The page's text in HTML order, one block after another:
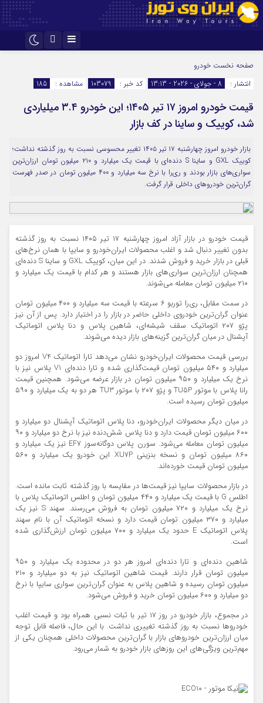
اینستاگرام
صفحه نخست خودرو
انتشار :
8 - جولای - 2026 - 13:13 کد خبر : 103079 مشاهده : 185
قیمت خودرو امروز ۱۷ تیر ۱۴۰۵؛ این خودرو ۳.۴ میلیاردی
شد، کوییک و ساینا در کف بازار
بازار خودرو امروز چهارشنبه ۱۷ تیر ۱۴۰۵ تغییر محسوسی نسبت به روز گذشته نداشت؛
کوییک GXL و ساینا S دنده‌ای با قیمت یک میلیارد و ۲۱۰ میلیون تومان ارزان‌ترین
سواری‌های بازار بودند و ری‌را با نرخ سه میلیارد و ۴۰۰ میلیون تومان در صدر فهرست
گران‌ترین خودروهای داخلی قرار گرفت.
قیمت خودرو در بازار آزاد امروز چهارشنبه ۱۷ تیر ۱۴۰۵ نسبت به روز گذشته
بدون تغییر دنبال شد و اغلب محصولات ایران‌خودرو و سایپا با همان نرخ‌های
قبلی در بازار خرید و فروش شدند. در این میان، کوییک GXL و ساینا S دنده‌ای
همچنان ارزان‌ترین سواری‌های بازار هستند و هر کدام با قیمت یک میلیارد و
۲۱۰ میلیون تومان معامله می‌شوند.
در سمت مقابل، ری‌را توربو ۶ سرعته با قیمت سه میلیارد و ۴۰۰ میلیون تومان
عنوان گران‌ترین خودروی داخلی حاضر در بازار را در اختیار دارد. پس از آن نیز
پژو ۲۰۷ اتوماتیک سقف شیشه‌ای، شاهین پلاس و دنا پلاس اتوماتیک
آپشنال در میان گران‌ترین گزینه‌های بازار دیده می‌شوند.
بررسی قیمت محصولات ایران‌خودرو نشان می‌دهد تارا اتوماتیک V4 امروز دو
میلیارد و ۵۴۰ میلیون تومان قیمت‌گذاری شده و تارا دنده‌ای V1 پلاس نیز با
نرخ یک میلیارد و ۹۵۰ میلیون تومان در بازار عرضه می‌شود. همچنین قیمت
رانا پلاس با موتور TU5P و پژو ۲۰۷ با موتور TU3 هر دو به یک میلیارد و ۵۹۰
میلیون تومان رسیده است.
در میان دیگر محصولات ایران‌خودرو، دنا پلاس اتوماتیک آپشنال دو میلیارد و
۶۰۰ میلیون تومان قیمت دارد و دنا پلاس شش‌دنده نیز با نرخ دو میلیارد و ۹۰
میلیون تومان معامله می‌شود. سورن پلاس دوگانه‌سوز EF7 نیز یک میلیارد و
۸۶۰ میلیون تومان و نسخه بنزینی XU7P این خودرو یک میلیارد و ۵۶۰
میلیون تومان قیمت خورده‌اند.
در بازار محصولات سایپا نیز قیمت‌ها در مقایسه با روز گذشته ثابت مانده است.
اطلس G با قیمت یک میلیارد و ۴۴۰ میلیون تومان و اطلس اتوماتیک پلاس با
نرخ یک میلیارد و ۷۲۰ میلیون تومان به فروش می‌رسند. سهند S نیز یک
میلیارد و ۳۷۰ میلیون تومان قیمت دارد و نسخه اتوماتیک آن با نام سهند
پلاس اتوماتیک E حدود یک میلیارد و ۷۰۰ میلیون تومان ارزش‌گذاری شده
است.
شاهین دنده‌ای و تارا دنده‌ای امروز هر دو در محدوده یک میلیارد و ۹۵۰
میلیون تومان قرار دارند. قیمت شاهین اتوماتیک نیز به دو میلیارد و ۲۱۰
میلیون تومان رسیده و شاهین پلاس به عنوان گران‌ترین سواری سایپا با نرخ
دو میلیارد و ۶۰۰ میلیون تومان خرید و فروش می‌شود.
در مجموع، بازار خودرو در روز ۱۷ تیر با ثبات نسبی همراه بود و قیمت اغلب
خودروها نسبت به روز گذشته تغییری نداشت. با این حال، فاصله قابل توجه
میان ارزان‌ترین خودروهای بازار با گران‌ترین محصولات داخلی همچنان یکی از
مهم‌ترین ویژگی‌های این روزهای بازار خودرو به شمار می‌رود.